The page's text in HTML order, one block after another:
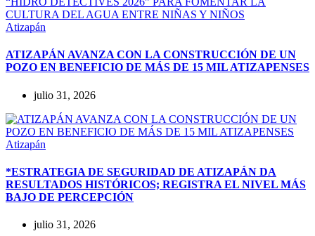
Atizapán
ATIZAPÁN AVANZA CON LA CONSTRUCCIÓN DE UN
POZO EN BENEFICIO DE MÁS DE 15 MIL ATIZAPENSES
julio 31, 2026
Atizapán
*ESTRATEGIA DE SEGURIDAD DE ATIZAPÁN DA
RESULTADOS HISTÓRICOS; REGISTRA EL NIVEL MÁS
BAJO DE PERCEPCIÓN
julio 31, 2026